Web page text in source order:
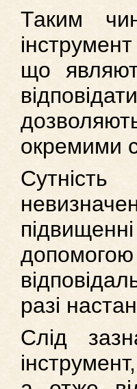
Таким
що
окремими
разі
Слід